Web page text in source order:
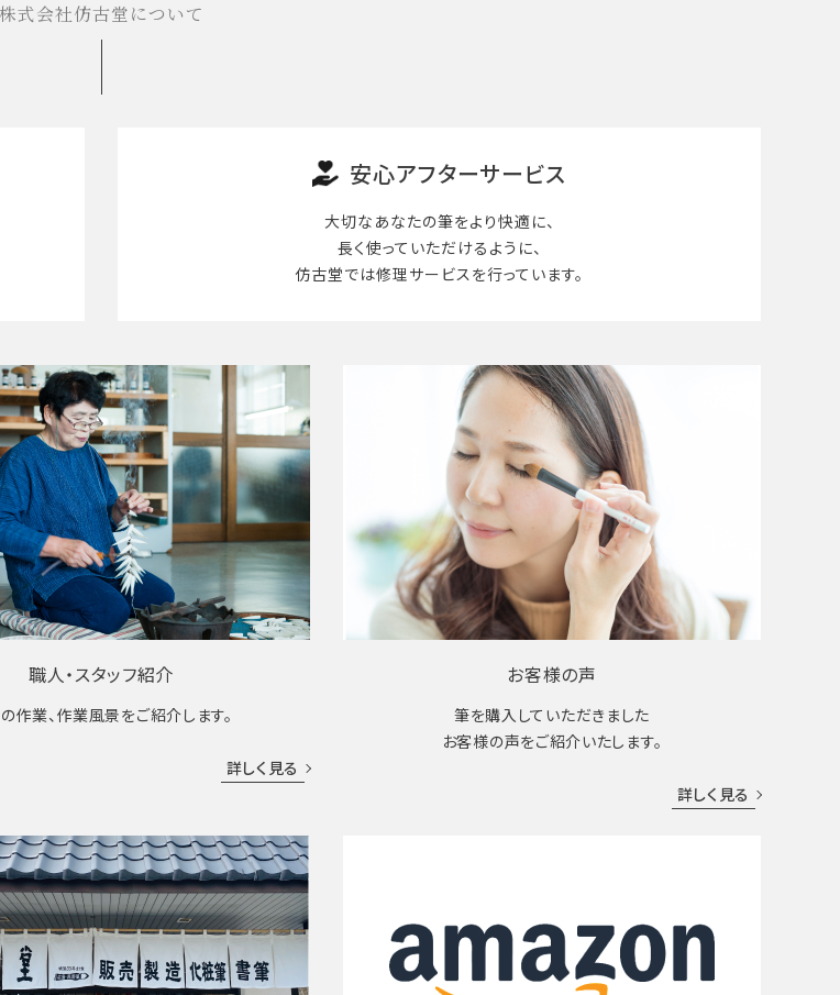
株式会社仿古堂について
安心アフターサービス
大切なあなたの筆をより快適に、
長く使って いただけるように、
仿古堂では修理サービスを行っています。
職人・スタッフ紹介
作業、作業風景をご紹介します。
詳しく見る
お客様の声
筆を購入していただきました
お客様の声をご紹介いたします。
詳しく見る